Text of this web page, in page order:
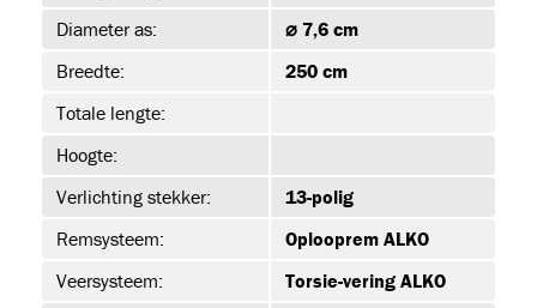
Diameter as:
⌀ 7,6 cm
Breedte:
250 cm
Totale lengte:
Hoogte:
Verlichting stekker:
13-polig
Remsysteem:
Oplooprem ALKO
Veersysteem:
Torsie-vering ALKO